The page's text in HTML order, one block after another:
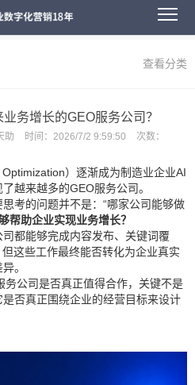
查看分类
务增长的GEO服务公司？
助 时间： 2026/7/2 9:59:50 次数：
Optimization）逐渐成为制造业企业AI
越来越多的GEO服务公司。
考的问题并不是：“哪家公司能够做
帮助企业实现业务增长？
都能够完成内容发布、关键词覆
这些工作最终能否转化为企业真实
。
务公司是否真正值得合作，关键不是
否真正围绕企业的经营目标来设计